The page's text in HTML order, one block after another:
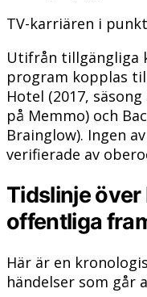
TV-karriären i
Utifrån tillgängliga
program kopplas
Hotel (2017,
på Memmo) och
Brainglow). Ingen
verifierade av
Tidslinje
offentliga
Här är en
händelser som går